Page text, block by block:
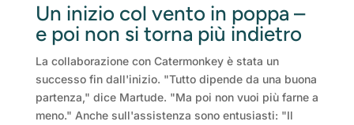
Un inizio col vento in poppa –
e poi non si torna più indietro
La collaborazione con Catermonkey è stata un
successo fin dall'inizio. "Tutto dipende da una buona
partenza," dice Martude. "Ma poi non vuoi più farne a
meno." Anche sull'assistenza sono entusiasti: "Il